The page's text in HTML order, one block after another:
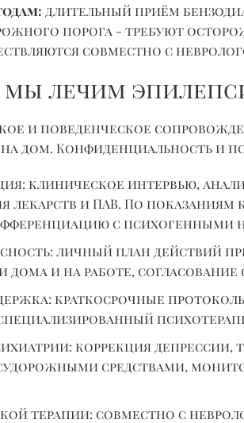
длительный приём
порога - требуют
совместно с
мы лечим
и поведенческое
дом. Конфиденциальность и
клиническое интервью,
лекарств и ПАВ. По показаниям
с психогенными
личный план действий
дома и на работе,
краткосрочные
коррекция
средствами,
терапии: совместно с